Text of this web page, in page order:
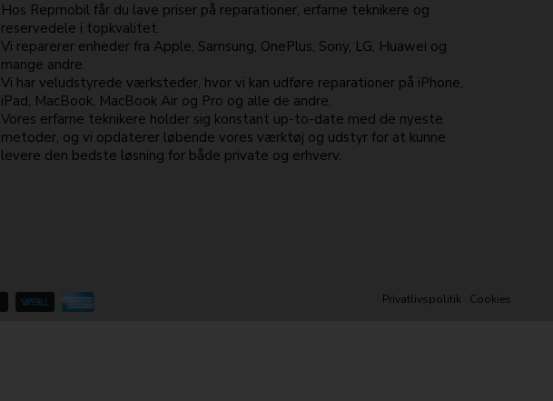
Hos Repmobil får du lave priser på reparationer, erfarne teknikere og
reservedele i topkvalitet.
Vi reparerer enheder fra Apple, Samsung, OnePlus, Sony, LG, Huawei og
mange andre.
Vi har veludstyrede værksteder, hvor vi kan udføre reparationer på iPhone,
iPad, MacBook, MacBook Air og Pro og alle de andre.
Vores erfarne teknikere holder sig konstant up-to-date med de nyeste
metoder, og vi opdaterer løbende vores værktøj og udstyr for at kunne
levere den bedste løsning for både private og erhverv.
Privatlivspolitik· Cookies